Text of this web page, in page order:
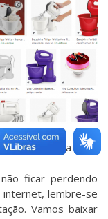
a batedeira
ficar perdendo
internet, lembre-se
Vamos baixar